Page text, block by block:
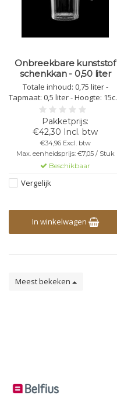
Onbreekbare kunststof
schenkkan - 0,50 liter
Totale inhoud: 0,75 liter -
Tapmaat: 0,5 liter - Hoogte: 15cm
- Diameter bovenkant: 10cm
(zonder schenktuit)- Diameter
onderkant: 8,5cm - Kleur:
transparant - Kunststof
Polycarbonaat - Niet Stapelbaar
- Herbruikbaar -
Vaatwasbestendig -
Onbreekbaar
€42,30 Incl. btw
€34,96 Excl. btw
Max. eenheidsprijs: €7,05 / Stuk
Beschikbaar
Vergelijk
In winkelwagen
Meest bekeken